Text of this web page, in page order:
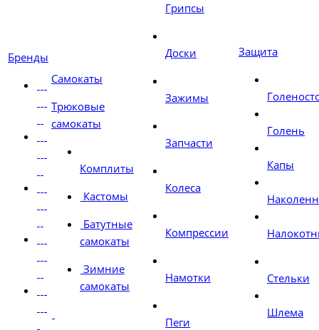
Бренды
Самокаты
Трюковые
самокаты
Комплиты
Кастомы
Батутные
самокаты
Зимние
самокаты
Грипсы
Доски
Зажимы
Запчасти
Колеса
Компрессии
Намотки
Пеги
Защита
Голень
Капы
Стельки
Шлема